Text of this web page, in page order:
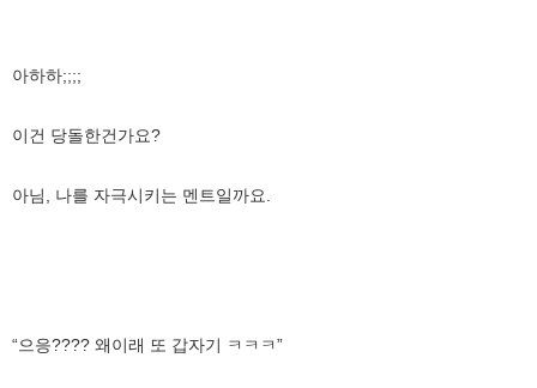
아하하;;;;
이건 당돌한건가요?
아님, 나를 자극시키는 멘트일까요.
“으응???? 왜이래 또 갑자기 ㅋㅋㅋ”